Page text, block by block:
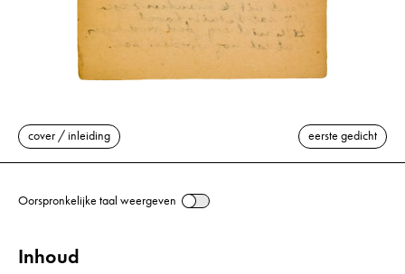
cover / inleiding eerste gedicht
Oorspronkelijke taal weergeven
Inhoud